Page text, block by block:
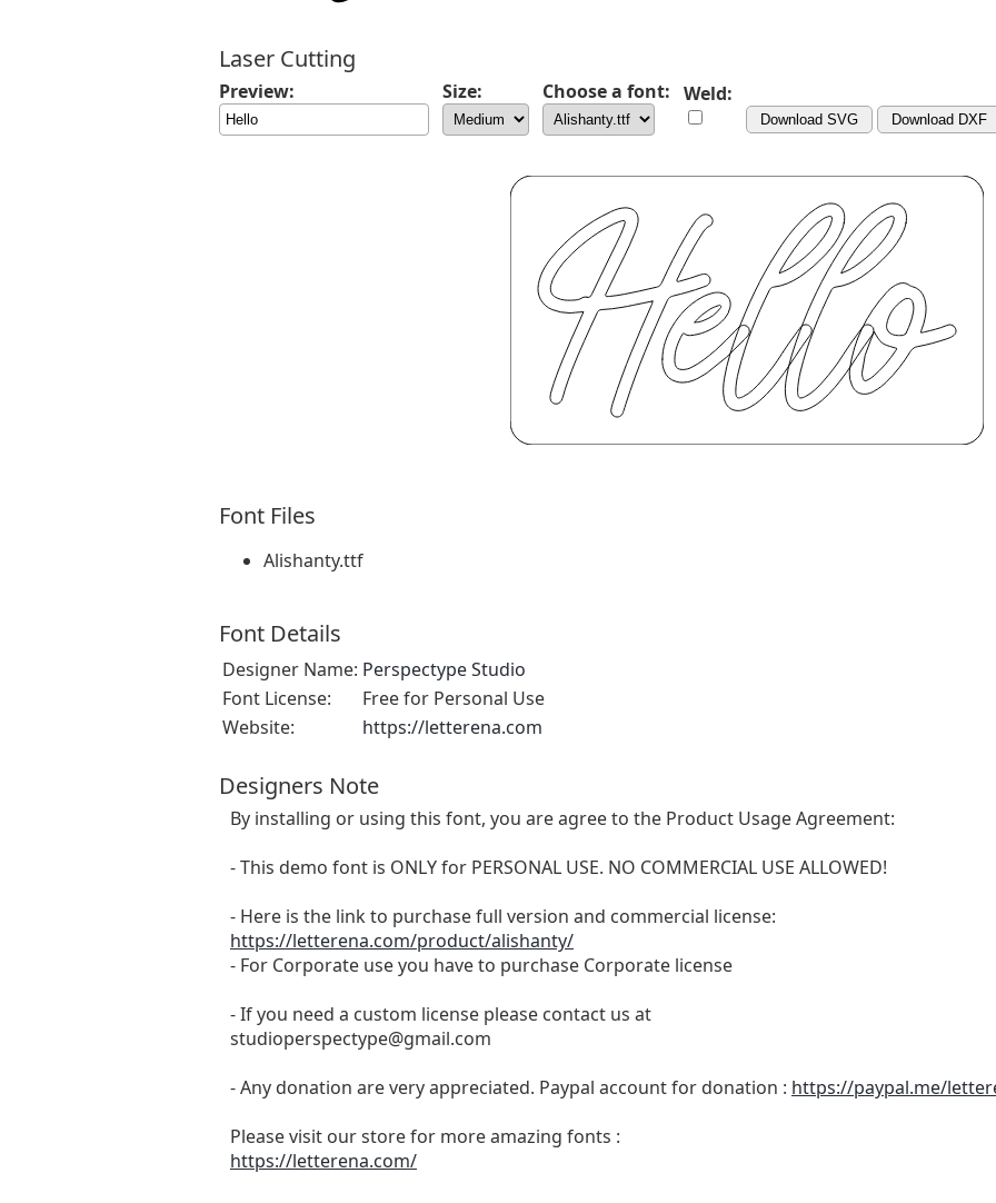
Laser Cutting
Preview: Size: Choose a font: Weld:
Download SVG Download DXF
Font Files
Alishanty.ttf
Font Details
Designer Name: Perspectype Studio
Font License:
Free for Personal Use
Website:
https://letterena.com
Designers Note
By installing or using this font, you are agree to the Product Usage Agreement:
- This demo font is ONLY for PERSONAL USE. NO COMMERCIAL USE ALLOWED!
- Here is the link to purchase full version and commercial license:
https://letterena.com/product/alishanty/
- For Corporate use you have to purchase Corporate license
- If you need a custom license please contact us at
studioperspectype@gmail.com
- Any donation are very appreciated. Paypal account for donation : https://paypal.me/
Please visit our store for more amazing fonts :
https://letterena.com/